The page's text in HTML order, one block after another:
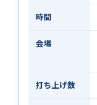
時間
会場
打ち上げ数